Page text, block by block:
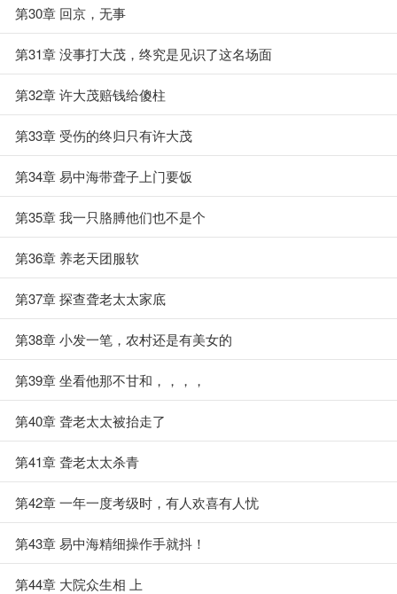
第30章 回京，无事
第31章 没事打大茂，终究是见识了这名场面
第32章 许大茂赔钱给傻柱
第33章 受伤的终归只有许大茂
第34章 易中海带聋子上门要饭
第35章 我一只胳膊他们也不是个
第36章 养老天团服软
第37章 探查聋老太太家底
第38章 小发一笔，农村还是有美女的
第39章 坐看他那不甘和，，，，
第40章 聋老太太被抬走了
第41章 聋老太太杀青
第42章 一年一度考级时，有人欢喜有人忧
第43章 易中海精细操作手就抖！
第44章 大院众生相 上